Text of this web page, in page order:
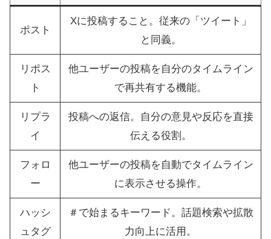
ポスト
Xに投稿すること。従来の「ツイート」
と同義。
リポス
ト
他ユーザーの投稿を自分のタイムライン
で再共有する機能。
リプラ
イ
投稿への返信。自分の意見や反応を直接
伝える役割。
フォロ
ー
他ユーザーの投稿を自動でタイムライン
に表示させる操作。
ハッシ
ュタグ
＃で始まるキーワード。話題検索や拡散
力向上に活用。